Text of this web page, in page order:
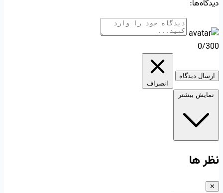
دیدگاه‌ها:
0/300
ارسال دیدگاه
انصراف
نمایش بیشتر
نظر ها
✕